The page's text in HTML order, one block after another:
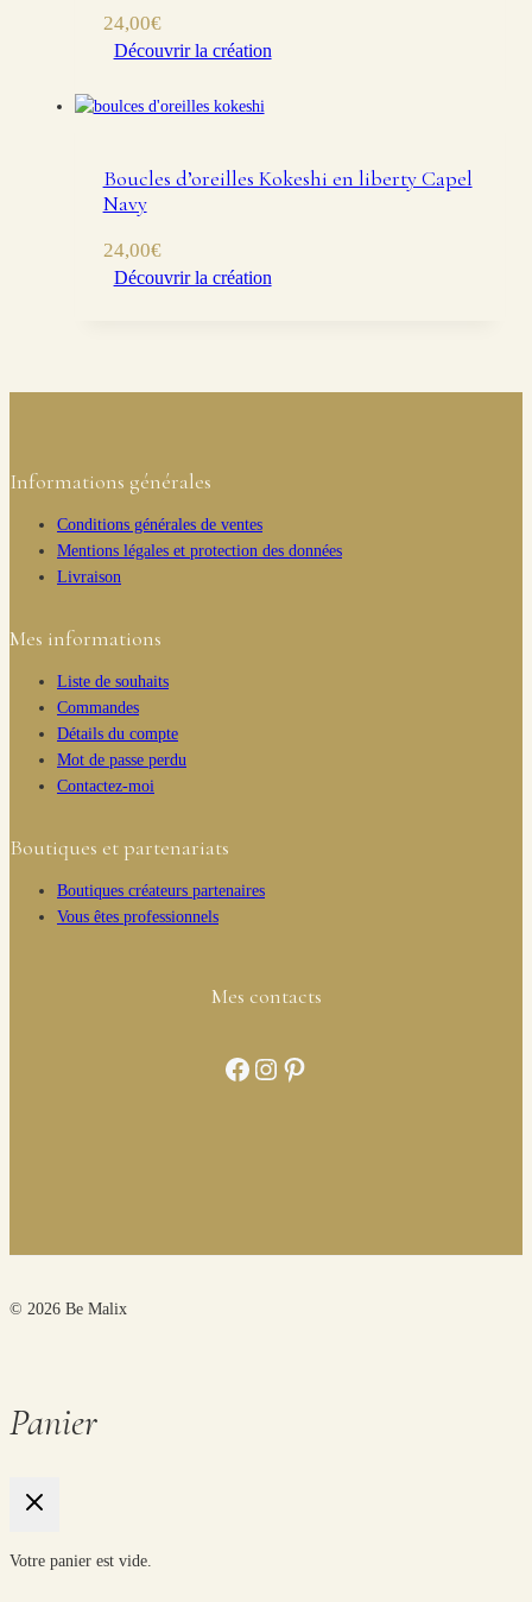
24,00€
Découvrir la création
Boucles d’oreilles Kokeshi en liberty Capel
Navy
24,00€
Découvrir la création
Informations générales
Conditions générales de ventes
Mentions légales et protection des données
Livraison
Mes informations
Liste de souhaits
Commandes
Détails du compte
Mot de passe perdu
Contactez-moi
Boutiques et partenariats
Boutiques créateurs partenaires
Vous êtes professionnels
Mes contacts
Facebook
Instagram
Pinterest
© 2026 Be Malix
Panier
Votre panier est vide.